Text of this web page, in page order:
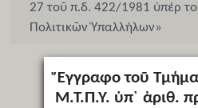
27 τοῦ π.δ. 422/1981 ὑπέρ
Πολιτικῶν Ὑπαλλήλων»
Ἔγγραφο τοῦ
Μ.Τ.Π.Υ. ὑπ` ἀριθ.